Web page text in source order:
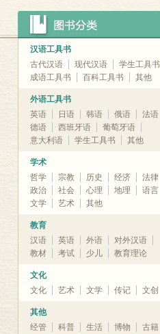
汉语工具书
古代汉语
现代汉语
学生工具书
成语工具书
百科工具书 其他
外语工具书
英语
日语 韩语 俄语
法语
德语
西班牙语
葡萄牙语
意大利语
学生工具书 其他
学术
哲学
宗教 历史 经济
法律
政治
社会 心理 地理
语言
文学
艺术 其他
教育
汉语
英语 外语
对外汉语
教材
考试 少儿 教育理论
文化
文化
艺术 文学 传记 文创
其他
经管
科普 生活 博物 古籍